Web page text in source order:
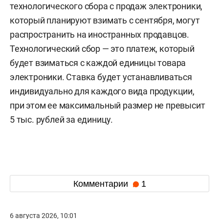
технологического сбора с продаж электроники,
который планируют взимать с сентября, могут
распространить на иностранных продавцов.
Технологический сбор — это платеж, который
будет взиматься с каждой единицы товара
электроники. Ставка будет устанавливаться
индивидуально для каждого вида продукции,
при этом ее максимальный размер не превысит
5 тыс. рублей за единицу.
Комментарии 1
6 августа 2026, 10:01